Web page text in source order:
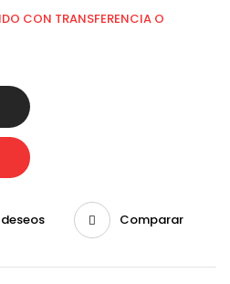
CON TRANSFERENCIA O
Comparar